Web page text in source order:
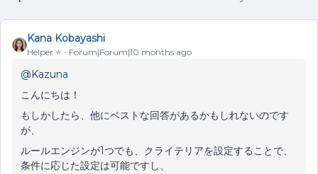
Kana Kobayashi
Helper ⭐️ Forum|Forum|10 months ago
@Kazuna
こんにちは！
もしかしたら、他にベストな回答があるかもしれないのです
が、
ルールエンジンが1つでも、クライテリアを設定することで、
条件に応じた設定は可能ですし、